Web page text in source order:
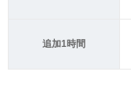
追加1時間